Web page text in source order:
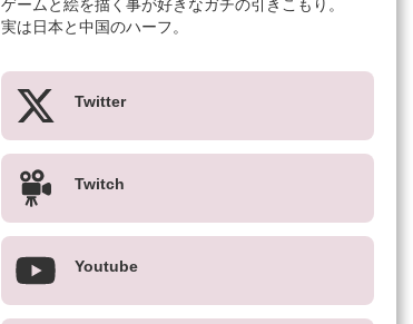
ゲームと絵を描く事が好きなガチの引きこもり。
実は日本と中国のハーフ。
Twitter
Twitch
Youtube